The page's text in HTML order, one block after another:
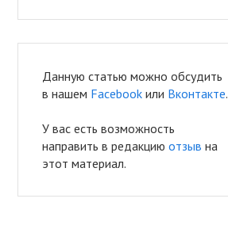
Данную статью можно обсудить
в нашем Facebook или Вконтакте.
У вас есть возможность
направить в редакцию отзыв на
этот материал.